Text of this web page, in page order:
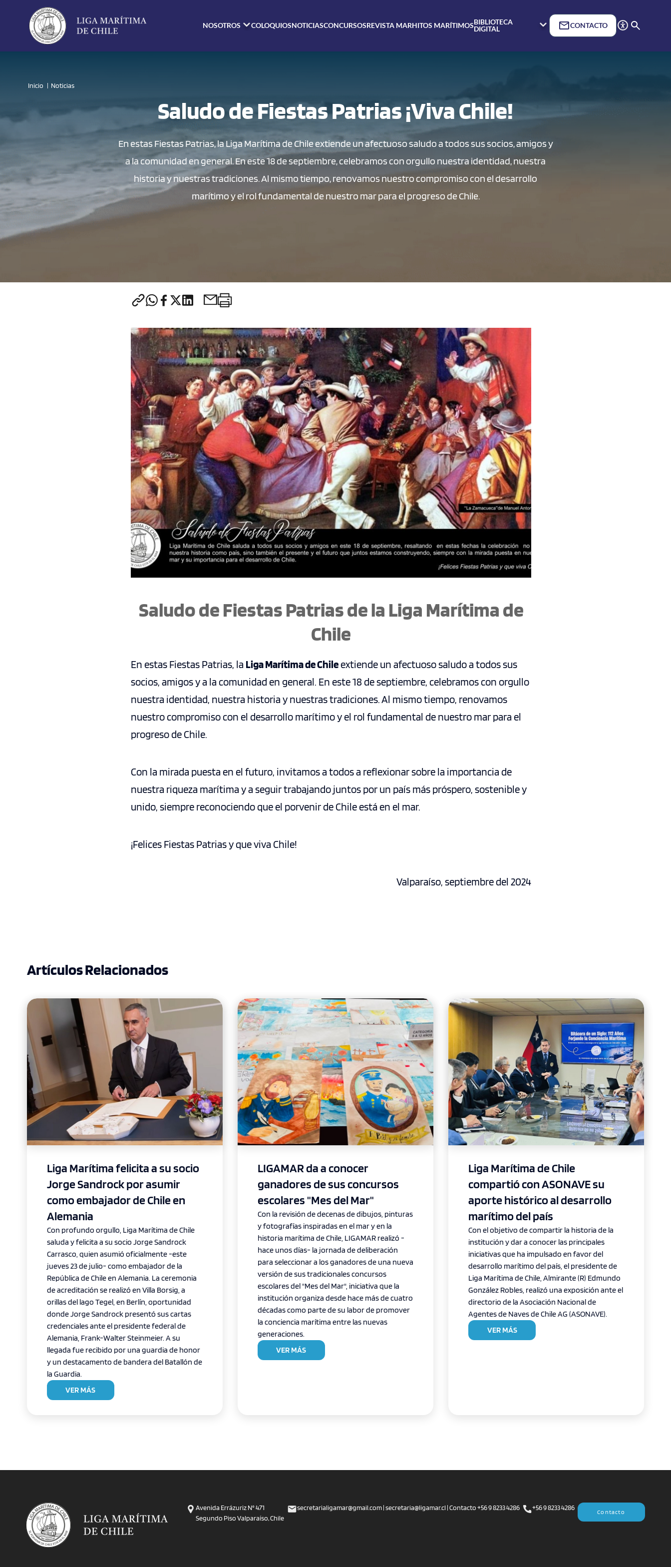
NOSOTROS COLOQUIOSNOTICIASCONCURSOSREVISTA MARHITOS MARÍTIMOSBIBLIOTECA
DIGITAL
CONTACTO
Inicio Noticias
Saludo de Fiestas Patrias ¡Viva Chile!
En estas Fiestas Patrias, la Liga Marítima de Chile extiende un afectuoso saludo a todos sus socios, amigos y
a la comunidad en general. En este 18 de septiembre, celebramos con orgullo nuestra identidad, nuestra
historia y nuestras tradiciones. Al mismo tiempo, renovamos nuestro compromiso con el desarrollo
marítimo y el rol fundamental de nuestro mar para el progreso de Chile.
Saludo de Fiestas Patrias de la Liga Marítima de
Chile
En estas Fiestas Patrias, la Liga Marítima de Chileextiende un afectuoso saludo a todos sus
socios, amigos y a la comunidad en general. En este 18 de septiembre, celebramos con orgullo
nuestra identidad, nuestra historia y nuestras tradiciones. Al mismo tiempo, renovamos
nuestro compromiso con el desarrollo marítimo y el rol fundamental de nuestro mar para el
progreso de Chile.
Con la mirada puesta en el futuro, invitamos a todos a reflexionar sobre la importancia de
nuestra riqueza marítima y a seguir trabajando juntos por un país más próspero, sostenible y
unido, siempre reconociendo que el porvenir de Chile está en el mar.
¡Felices Fiestas Patrias y que viva Chile!
Valparaíso, septiembre del 2024
Artículos Relacionados
Liga Marítima felicita a su socio
Jorge Sandrock por asumir
como embajador de Chile en
Alemania
Con profundo orgullo, Liga Marítima de Chile
saluda y felicita a su socio Jorge Sandrock
Carrasco, quien asumió oficialmente -este
jueves 23 de julio- como embajador de la
República de Chile en Alemania. La ceremonia
de acreditación se realizó en Villa Borsig, a
orillas del lago Tegel, en Berlín, oportunidad
donde Jorge Sandrock presentó sus cartas
credenciales ante el presidente federal de
Alemania, Frank-Walter Steinmeier. A su
llegada fue recibido por una guardia de honor
y un destacamento de bandera del Batallón de
la Guardia.
VER MÁS
LIGAMAR da a conocer
ganadores de sus concursos
escolares "Mes del Mar"
Con la revisión de decenas de dibujos, pinturas
y fotografías inspiradas en el mar y en la
historia marítima de Chile, LIGAMAR realizó -
hace unos días- la jornada de deliberación
para seleccionar a los ganadores de una nueva
versión de sus tradicionales concursos
escolares del "Mes del Mar", iniciativa que la
institución organiza desde hace más de cuatro
décadas como parte de su labor de promover
la conciencia marítima entre las nuevas
generaciones.
VER MÁS
Liga Marítima de Chile
compartió con ASONAVE su
aporte histórico al desarrollo
marítimo del país
Con el objetivo de compartir la historia de la
institución y dar a conocer las principales
iniciativas que ha impulsado en favor del
desarrollo marítimo del país, el presidente de
Liga Marítima de Chile, Almirante (R) Edmundo
González Robles, realizó una exposición ante el
directorio de la Asociación Nacional de
Agentes de Naves de Chile AG (ASONAVE).
VER MÁS
Avenida Errázuriz N° 471
Segundo Piso Valparaíso, Chile
secretarialigamar@gmail.com | secretaria@ligamar.cl | Contacto +56 9 8233 4286 +56 9 8233 4286
Contacto